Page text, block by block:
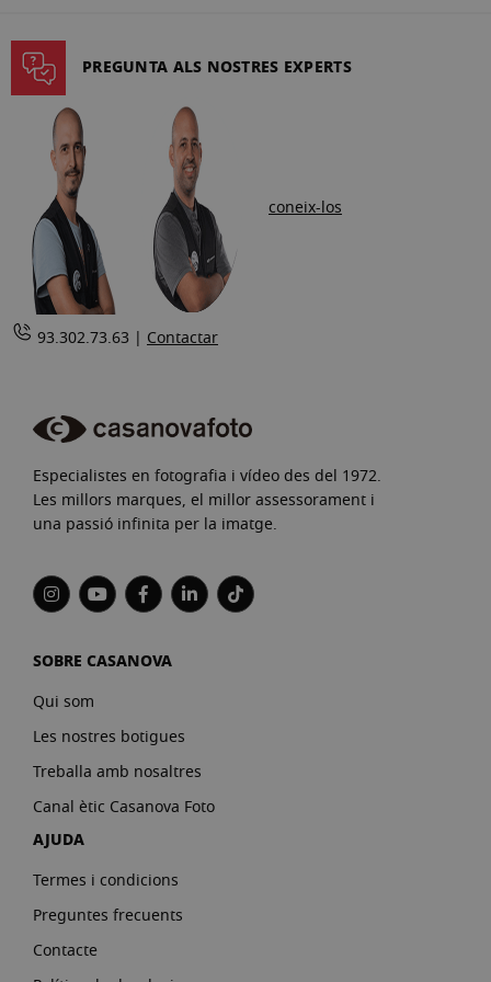
PREGUNTA ALS NOSTRES EXPERTS
coneix-los
93.302.73.63 | Contactar
Especialistes en fotografia i vídeo des del 1972.
Les millors marques, el millor assessorament i
una passió infinita per la imatge.
SOBRE CASANOVA
Qui som
Les nostres botigues
Treballa amb nosaltres
Canal ètic Casanova Foto
AJUDA
Termes i condicions
Preguntes frecuents
Contacte